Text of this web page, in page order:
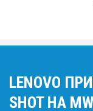
LENOVO
SHOT НА